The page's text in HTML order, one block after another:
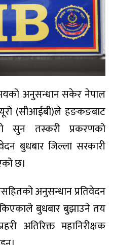
अनुसन्धान सकेर नेपाल
(सीआईबी)ले हङकङबाट
सुन तस्करी प्रकरणको
बुधबार जिल्ला सरकारी
छ।
अनुसन्धान प्रतिवेदन
बुधबार बुझाउने तय
अतिरिक्त महानिरीक्षक